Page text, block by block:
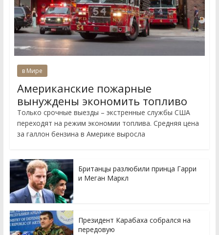
в Мире
Американские пожарные
вынуждены экономить топливо
Только срочные выезды – экстренные службы США
переходят на режим экономии топлива. Средняя цена
за галлон бензина в Америке выросла
Британцы разлюбили принца Гарри
и Меган Маркл
Президент Карабаха собрался на
передовую